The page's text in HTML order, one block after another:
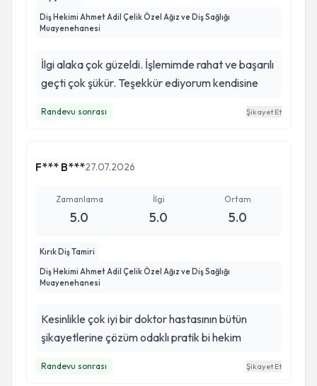
Diş Hekimi Ahmet Adil Çelik Özel Ağız ve Diş Sağlığı
Muayenehanesi
İlgi alaka çok güzeldi. İşlemimde rahat ve başarılı
geçti çok şükür. Teşekkür ediyorum kendisine
Randevu sonrası Şikayet Et
F*** B***27.07.2026
Zamanlama
5.0
İlgi
5.0
Ortam
5.0
Kırık Diş Tamiri
Diş Hekimi Ahmet Adil Çelik Özel Ağız ve Diş Sağlığı
Muayenehanesi
Kesinlikle çok iyi bir doktor hastasının bütün
şikayetlerine çözüm odaklı pratik bi hekim
Randevu sonrası Şikayet Et